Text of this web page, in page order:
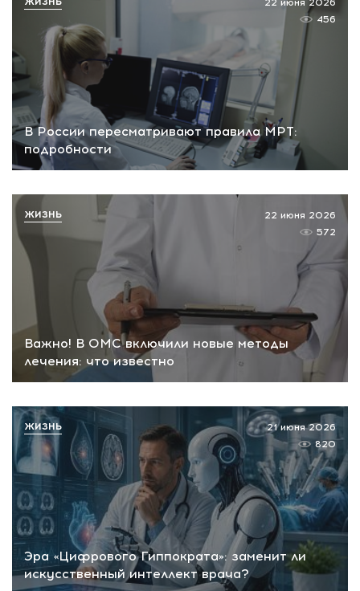
В России пересматривают правила МРТ:
подробности
22 июня 2026
456
Важно! В ОМС включили новые методы
лечения: что известно
22 июня 2026
572
ЖИЗНЬ
Эра «Цифрового Гиппократа»: заменит ли
искусственный интеллект врача?
21 июня 2026
820
ЖИЗНЬ